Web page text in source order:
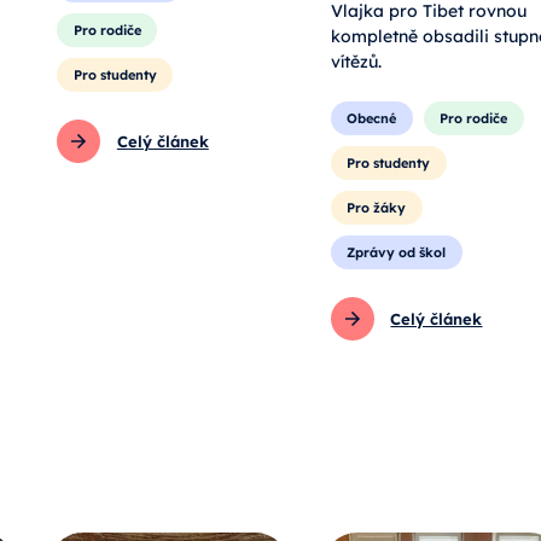
Pro rodiče
Pro studenty
Celý článek
Vlajka pro Tibet rovnou
kompletně obsadili
vítězů.
Obecné Pro rodiče
Pro studenty
Pro žáky
Zprávy od škol
Celý článek